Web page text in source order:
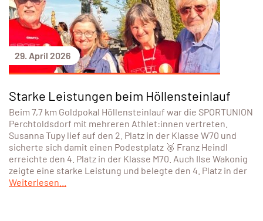
29. April 2026
Starke Leistungen beim Höllensteinlauf
Beim 7,7 km Goldpokal Höllensteinlauf war die SPORTUNION
Perchtoldsdorf mit mehreren Athlet:innen vertreten.
Susanna Tupy lief auf den 2. Platz in der Klasse W70 und
sicherte sich damit einen Podestplatz 🥈 Franz Heindl
erreichte den 4. Platz in der Klasse M70. Auch Ilse Wakonig
zeigte eine starke Leistung und belegte den 4. Platz in der
Weiterlesen...